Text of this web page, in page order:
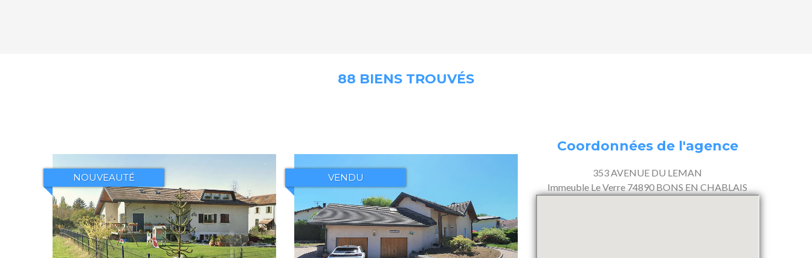
88 BIENS TROUVÉS
NOUVEAUTÉ VENDU
Coordonnées de l'agence
353 AVENUE DU LEMAN
Immeuble Le Verre 74890 BONS EN CHABLAIS